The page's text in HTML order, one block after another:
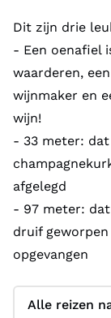
Dit zijn drie
- Een oenafiel
waarderen,
wijnmaker en
wijn!
- 33 meter:
afgelegd
- 97 meter:
druif
opgevangen
Alle reizen